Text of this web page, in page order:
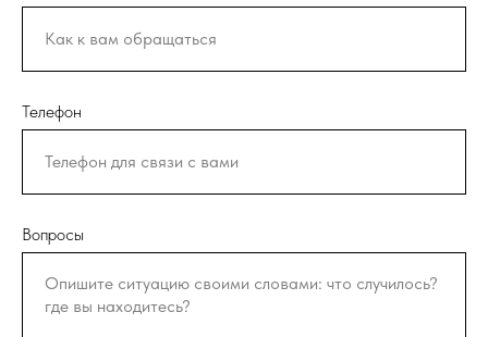
Телефон
Вопросы